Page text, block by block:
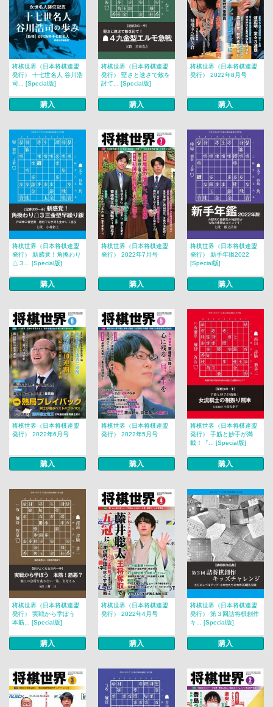
将棋世界（日本将棋連盟
発行） 十七世名人 谷川浩
司... [Special版]
購入
将棋世界（日本将棋連盟
発行） 堅さと速さで敵を
討て... [Special版]
購入
将棋世界（日本将棋連盟
発行） 2022年8月号
購入
将棋世界（日本将棋連盟
発行） 新感覚！角換わり
△３... [Special版]
購入
将棋世界（日本将棋連盟
発行） 2022年7月号
購入
将棋世界（日本将棋連盟
発行） 新手年鑑2022
[Special版]
購入
将棋世界（日本将棋連盟
発行） 2022年6月号
購入
将棋世界（日本将棋連盟
発行） 2022年5月号
購入
将棋世界（日本将棋連盟
発行） 手筋と妙手が満
載！『... [Special版]
購入
将棋世界（日本将棋連盟
発行） 実戦から学ぼう
本筋... [Special版]
購入
将棋世界（日本将棋連盟
発行） 2022年4月号
購入
将棋世界（日本将棋連盟
発行） 第３回詰将棋創作
キ... [Special版]
購入